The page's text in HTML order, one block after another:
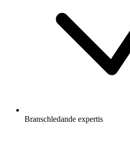
Branschledande expertis